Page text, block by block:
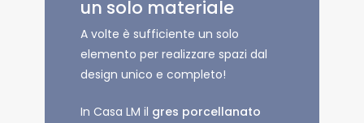
un solo materiale
A volte è sufficiente un solo
elemento per realizzare spazi dal
design unico e completo!
In Casa LM il gres porcellanato